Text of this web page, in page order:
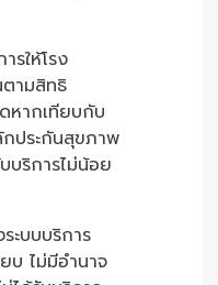
รให้โรง
ตามสิทธิ
หากเทียบกับ
กประกันสุขภาพ
บริการไม่น้อย
ะบบบริการ
บ ไม่มีอำนาจ